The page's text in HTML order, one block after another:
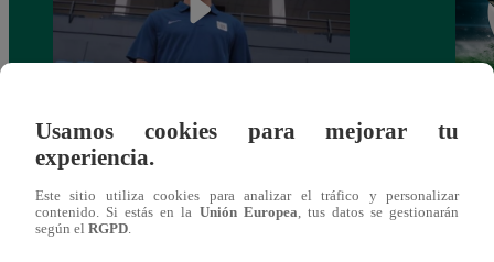
Alianza Lima: así anunció a Sergio Peña
como nuevo fichaje para el Torneo
Clausura 2025
Usamos cookies para mejorar tu
experiencia.
Este sitio utiliza cookies para analizar el tráfico y personalizar
contenido. Si estás en la Unión Europea , tus datos se gestionarán
según el RGPD